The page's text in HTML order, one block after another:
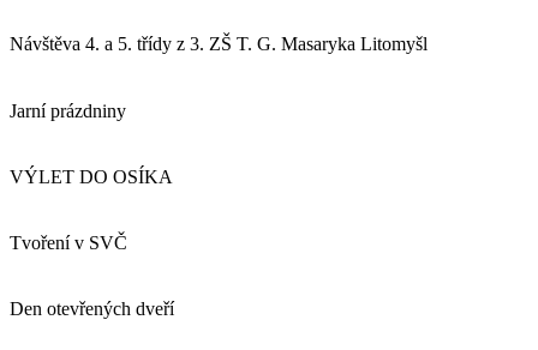
Návštěva 4. a 5. třídy z 3. ZŠ T. G. Masaryka Litomyšl
Jarní prázdniny
VÝLET DO OSÍKA
Tvoření v SVČ
Den otevřených dveří